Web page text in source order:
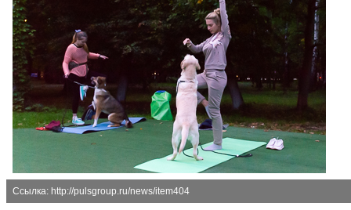
Ссылка: http://pulsgroup.ru/news/item404